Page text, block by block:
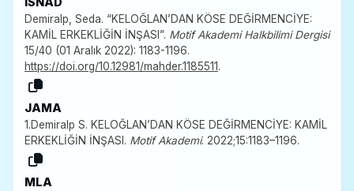
Demiralp, Seda. “KELOĞLAN’DAN KÖSE DEĞİRMENCİYE:
KAMİL ERKEKLİĞİN İNŞASI”. Motif Akademi Halkbilimi Dergisi
15/40 (01 Aralık 2022): 1183-1196.
https://doi.org/10.12981/mahder.1185511.
JAMA
1.Demiralp S. KELOĞLAN’DAN KÖSE DEĞİRMENCİYE: KAMİL
ERKEKLİĞİN İNŞASI. Motif Akademi. 2022;15:1183–1196.
MLA